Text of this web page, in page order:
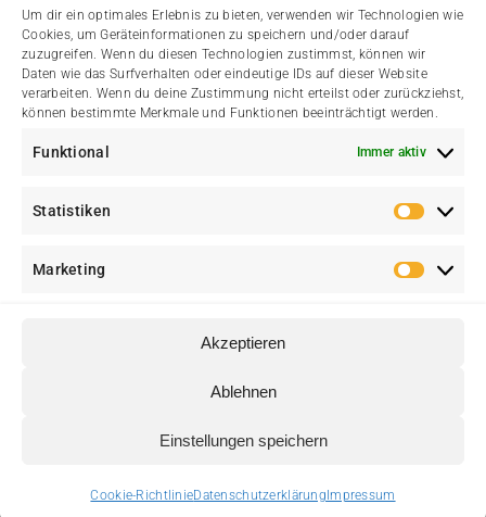
Um dir ein optimales Erlebnis zu bieten, verwenden wir Technologien wie
Cookies, um Geräteinformationen zu speichern und/oder darauf
zuzugreifen. Wenn du diesen Technologien zustimmst, können wir
Daten wie das Surfverhalten oder eindeutige IDs auf dieser Website
verarbeiten. Wenn du deine Zustimmung nicht erteilst oder zurückziehst,
können bestimmte Merkmale und Funktionen beeinträchtigt werden.
Funktional Immer aktiv
Statistiken
Marketing
Akzeptieren
Ablehnen
Einstellungen speichern
Cookie-RichtlinieDatenschutzerklärung Impressum
Datenschutzerklärung
Cookie-Richtlinie (EU)
Kontakt